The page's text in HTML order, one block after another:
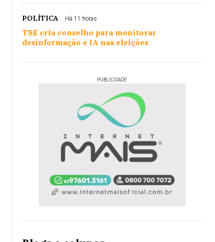
POLÍTICA Há 11 horas
TSE cria conselho para monitorar
desinformação e IA nas eleições
PUBLICIDADE